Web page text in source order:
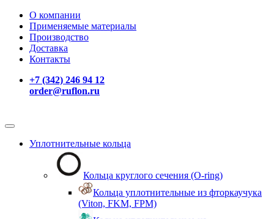
О компании
Применяемые материалы
Производство
Доставка
Контакты
+7 (342) 246 94 12
order@ruflon.ru
Уплотнительные кольца
Кольца круглого сечения (O-ring)
Кольца уплотнительные из фторкаучука
(Viton, FKM, FPM)